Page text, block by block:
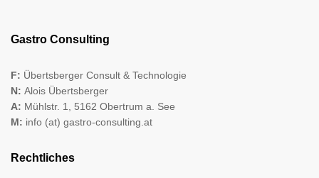
Gastro Consulting
F: Übertsberger Consult & Technologie
N: Alois Übertsberger
A: Mühlstr. 1, 5162 Obertrum a. See
M: info (at) gastro-consulting.at
Rechtliches